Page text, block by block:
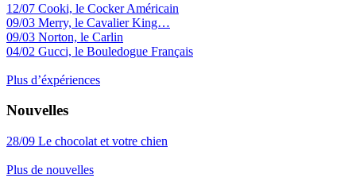
12/07 Cooki, le Cocker Américain
09/03 Merry, le Cavalier King…
09/03 Norton, le Carlin
04/02 Gucci, le Bouledogue Français
Plus d’éxpériences
Nouvelles
28/09 Le chocolat et votre chien
Plus de nouvelles